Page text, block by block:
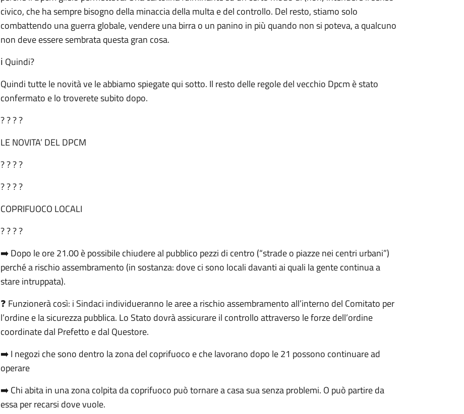
civico, che ha sempre bisogno della minaccia della multa e del controllo. Del resto, stiamo solo
combattendo una guerra globale, vendere una birra o un panino in più quando non si poteva, a qualcuno
non deve essere sembrata questa gran cosa.
ℹ️ Quindi?
Quindi tutte le novità ve le abbiamo spiegate qui sotto. Il resto delle regole del vecchio Dpcm è stato
confermato e lo troverete subito dopo.
? ? ? ?
LE NOVITA’ DEL DPCM
? ? ? ?
? ? ? ?
COPRIFUOCO LOCALI
? ? ? ?
➡️ Dopo le ore 21.00 è possibile chiudere al pubblico pezzi di centro (“strade o piazze nei centri urbani”)
perché a rischio assembramento (in sostanza: dove ci sono locali davanti ai quali la gente continua a
stare intruppata).
❓ Funzionerà così: i Sindaci individueranno le aree a rischio assembramento all’interno del Comitato per
l’ordine e la sicurezza pubblica. Lo Stato dovrà assicurare il controllo attraverso le forze dell’ordine
coordinate dal Prefetto e dal Questore.
➡️ I negozi che sono dentro la zona del coprifuoco e che lavorano dopo le 21 possono continuare ad
operare
➡️ Chi abita in una zona colpita da coprifuoco può tornare a casa sua senza problemi. O può partire da
essa per recarsi dove vuole.